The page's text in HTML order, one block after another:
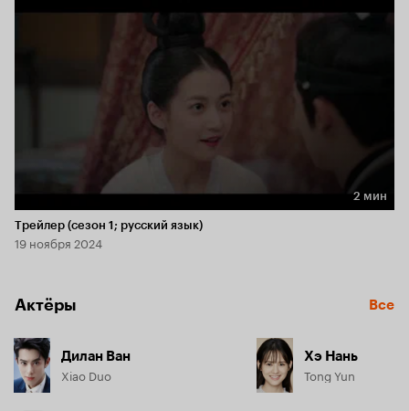
Длительность 2 мин
2 мин
Трейлер (сезон 1; русский язык)
19 ноября 2024
Актёры Все
Дилан Ван
Xiao Duo
Хэ Нань
Tong Yun